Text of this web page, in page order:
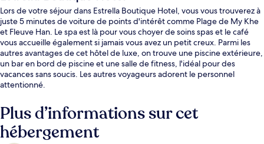
Lors de votre séjour dans Estrella Boutique Hotel, vous vous trouverez à
juste 5 minutes de voiture de points d'intérêt comme Plage de My Khe
et Fleuve Han. Le spa est là pour vous choyer de soins spas et le café
vous accueille également si jamais vous avez un petit creux. Parmi les
autres avantages de cet hôtel de luxe, on trouve une piscine extérieure,
un bar en bord de piscine et une salle de fitness, l'idéal pour des
vacances sans soucis. Les autres voyageurs adorent le personnel
attentionné.
Plus d’informations sur cet
hébergement